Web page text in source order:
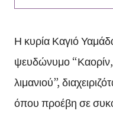
Η κυρία Καγιό
ψευδώνυμο
λιμανιού”,
όπου προέβη σε